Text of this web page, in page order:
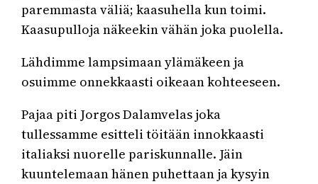
paremmasta väliä; kaasuhella kun toimi.
Kaasupulloja näkeekin vähän joka puolella.
Lähdimme lampsimaan ylämäkeen ja
osuimme onnekkaasti oikeaan kohteeseen.
Pajaa piti Jorgos Dalamvelas joka
tullessamme esitteli töitään innokkaasti
italiaksi nuorelle pariskunnalle. Jäin
kuuntelemaan hänen puhettaan ja kysyin